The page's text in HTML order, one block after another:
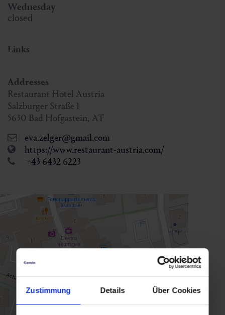
Zustimmung Details Über Cookies
Wednesday
closed
Links
Addresses
Restaurant Hotel Austria
Salzburger Straße 1
5630 Bad Hofgastein, AT
eva.zelger@gmail.com
https://www.restaurant-austria.com/
+43 6432 6223